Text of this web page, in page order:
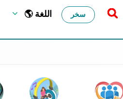
🌎 اللغة سخر